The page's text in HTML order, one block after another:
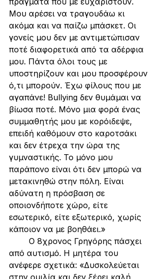
Μου αρέσει να τραγουδάω κι
ακόμα και να παίζω μπάσκετ. Οι
γονείς μου δεν με αντιμετώπισαν
ποτέ διαφορετικά από τα αδέρφια
μου. Πάντα όλοι τους με
υποστηρίζουν και μου προσφέρουν
ό,τι μπορούν. Έχω φίλους που με
αγαπάνε! Bullying δεν θυμάμαι να
βίωσα ποτέ. Μόνο μια φορά ένας
συμμαθητής μου με κορόιδεψε,
επειδή καθόμουν στο καροτσάκι
και δεν έτρεχα την ώρα της
γυμναστικής. Το μόνο μου
παράπονο είναι ότι δεν μπορώ να
μετακινηθώ στην πόλη. Είναι
αδύνατη η πρόσβαση σε
οποιονδήποτε χώρο, είτε
εσωτερικό, είτε εξωτερικό, χωρίς
κάποιον να με βοηθάει.»
από αυτισμό. Η μητέρα του
ανέφερε σχετικά: «Δυσκολεύεται
στην ομιλία και δεν ξέρει καλή